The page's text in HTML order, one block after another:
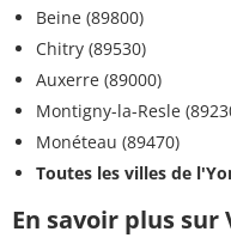
Beine (89800)
Chitry (89530)
Auxerre (89000)
Montigny-la-Resle
Monéteau (89470)
Toutes les villes de
En savoir plus sur